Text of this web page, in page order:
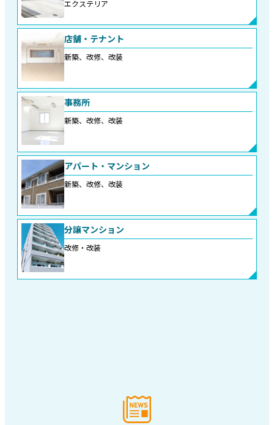
エクステリア
店舗・テナント
新築、改修、改装
事務所
新築、改修、改装
アパート・マンション
新築、改修、改装
分譲マンション
改修・改装